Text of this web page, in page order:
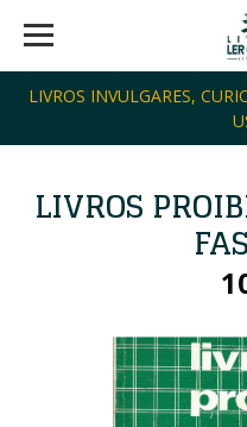
LIVROS INVULGARES,
LIVROS